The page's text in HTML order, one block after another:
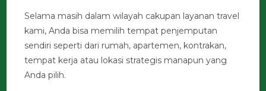
Selama masih dalam wilayah cakupan layanan travel
kami, Anda bisa memilih tempat penjemputan
sendiri seperti dari rumah, apartemen, kontrakan,
tempat kerja atau lokasi strategis manapun yang
Anda pilih.